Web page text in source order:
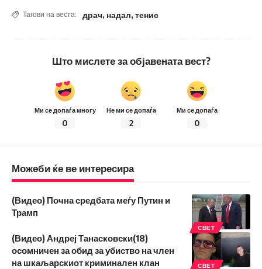
Тагови на веста: драч, надал, тенис
Што мислете за објавената вест?
Ми се допаѓа многу
0
Не ми се допаѓа
2
Ми се допаѓа
0
Можеби ќе ве интересира
СВЕТ
(Видео) Почна средбата меѓу Путин и
Трамп
СВЕТ
(Видео) Андреј Танасковски(18)
осомничен за обид за убиство на член
на шкаљарскиот криминален клан